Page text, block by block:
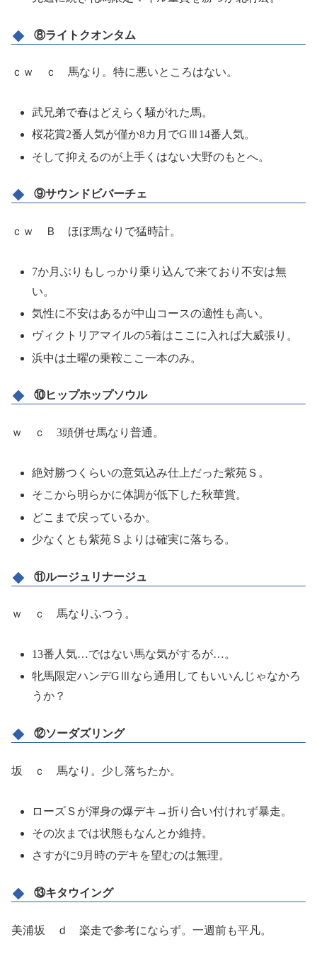
⑧ライトクオンタム
ｃｗ ｃ 馬なり。特に悪いところはない。
武兄弟で春はどえらく騒がれた馬。
桜花賞2番人気が僅か8カ月でGⅢ14番人気。
そして抑えるのが上手くはない大野のもとへ。
⑨サウンドビバーチェ
ｃｗ Ｂ ほぼ馬なりで猛時計。
7か月ぶりもしっかり乗り込んで来ており不安は無
い。
気性に不安はあるが中山コースの適性も高い。
ヴィクトリアマイルの5着はここに入れば大威張り。
浜中は土曜の乗鞍ここ一本のみ。
⑩ヒップホップソウル
ｗ ｃ 3頭併せ馬なり普通。
絶対勝つくらいの意気込み仕上だった紫苑Ｓ。
そこから明らかに体調が低下した秋華賞。
どこまで戻っているか。
少なくとも紫苑Ｓよりは確実に落ちる。
⑪ルージュリナージュ
ｗ ｃ 馬なりふつう。
13番人気…ではない馬な気がするが…。
牝馬限定ハンデGⅢなら通用してもいいんじゃなかろ
うか？
⑫ソーダズリング
坂 ｃ 馬なり。少し落ちたか。
ローズＳが渾身の爆デキ→折り合い付けれず暴走。
その次までは状態もなんとか維持。
さすがに9月時のデキを望むのは無理。
⑬キタウイング
美浦坂 ｄ 楽走で参考にならず。一週前も平凡。